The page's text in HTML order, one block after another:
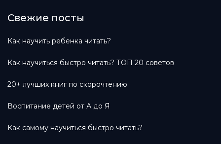
Свежие посты
Как научить ребенка читать?
Как научиться быстро читать? ТОП 20 советов
20+ лучших книг по скорочтению
Воспитание детей от А до Я
Как самому научиться быстро читать?